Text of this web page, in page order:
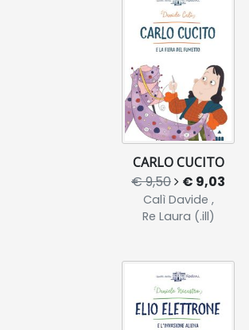
CARLO CUCITO
€ 9,50 € 9,03
Calì Davide ,
Re Laura (.ill)